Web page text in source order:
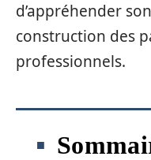
d’appréhender
construction des
professionnels.